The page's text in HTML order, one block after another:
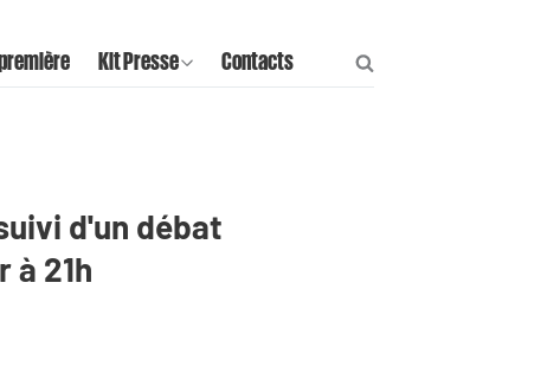
Kit Presse Contacts
d'un débat
à 21h